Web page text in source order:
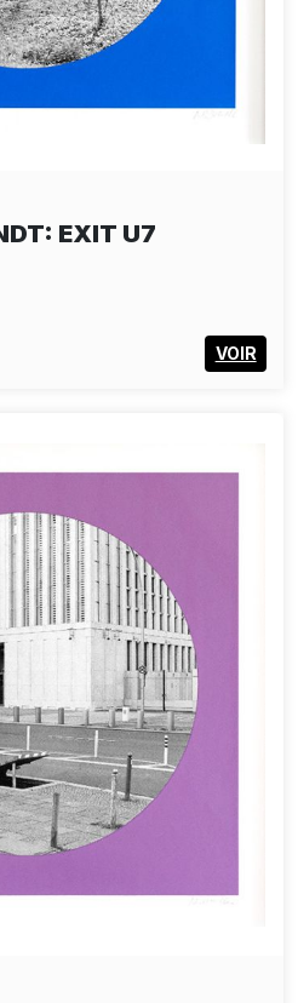
EXIT U7
VOIR